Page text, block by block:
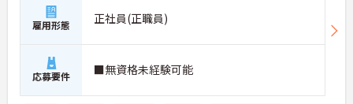
雇用形態 正社員(正職員)
応募要件 ■無資格未経験可能